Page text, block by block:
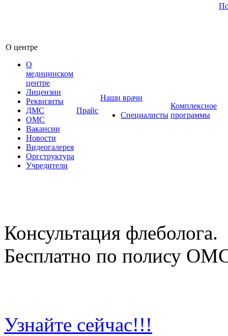
О центре
О
медицинском
центре
Лицензии
Реквизиты
ДМС
ОМС
Вакансии
Новости
Видеогалерея
Оргструктура
Учредители
Прайс
Наши врачи
Специалисты
Комплексное
программы
Консультация флеболога.
Бесплатно по полису
Узнайте сейчас!!!